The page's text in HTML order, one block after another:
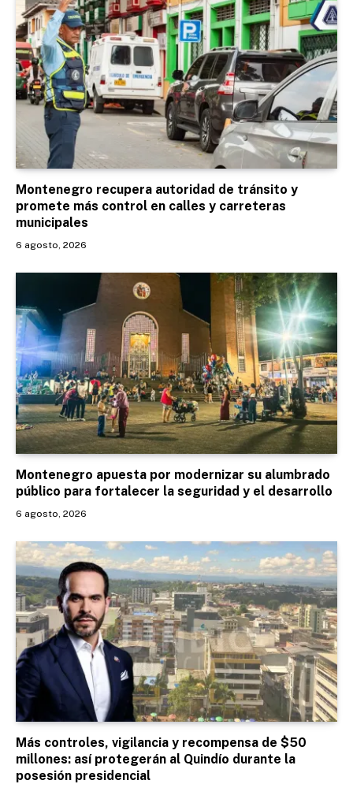
Montenegro recupera autoridad de tránsito y
promete más control en calles y carreteras
municipales
6 agosto, 2026
Montenegro apuesta por modernizar su alumbrado
público para fortalecer la seguridad y el desarrollo
6 agosto, 2026
Más controles, vigilancia y recompensa de $50
millones: así protegerán al Quindío durante la
posesión presidencial